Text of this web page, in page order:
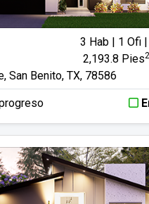
3 Hab | 1 Ofi |
2,193.8 Pies2
San Benito, TX, 78586